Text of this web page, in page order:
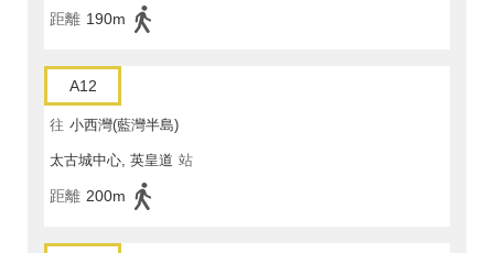
距離 190m
A12
往 小西灣(藍灣半島)
太古城中心, 英皇道 站
距離 200m